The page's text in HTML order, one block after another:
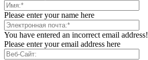
Please enter your name here
You have entered an incorrect email address!
Please enter your email address here